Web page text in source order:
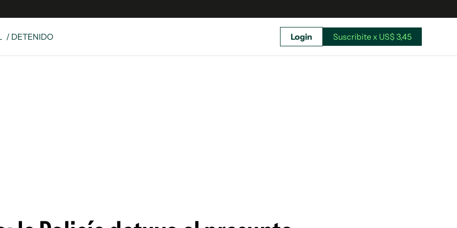
/ DETENIDO Login Suscribite x US$ 3,45